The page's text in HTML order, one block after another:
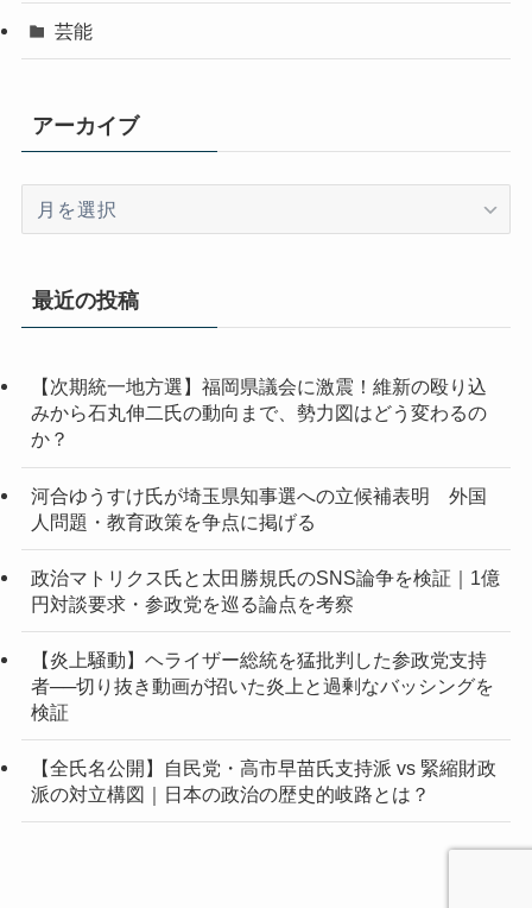
芸能
アーカイブ
イ
最近の投稿
【次期統一地方選】福岡県議会に激震！維新の殴り込
みから石丸伸二氏の動向まで、勢力図はどう変わるの
か？
河合ゆうすけ氏が埼玉県知事選への立候補表明 外国
人問題・教育政策を争点に掲げる
政治マトリクス氏と太田勝規氏のSNS論争を検証｜1億
円対談要求・参政党を巡る論点を考察
【炎上騒動】ヘライザー総統を猛批判した参政党支持
者──切り抜き動画が招いた炎上と過剰なバッシングを
検証
【全氏名公開】自民党・高市早苗氏支持派 vs 緊縮財政
派の対立構図｜日本の政治の歴史的岐路とは？